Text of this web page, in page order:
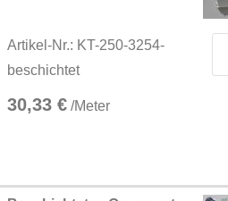
Artikel-Nr.: KT-250-3254-
beschichtet
30,33 € /Meter